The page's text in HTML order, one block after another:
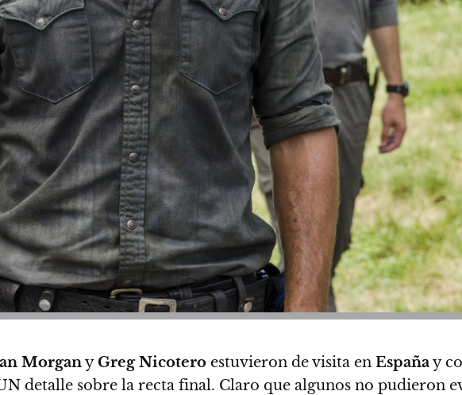
MorganyGreg Nicotero estuvieron de visita en Españay
detalle sobre la recta final. Claro que algunos no pudieron